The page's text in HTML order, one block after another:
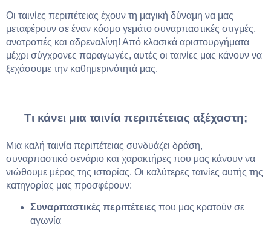
Οι ταινίες περιπέτειας έχουν τη μαγική δύναμη να μας
μεταφέρουν σε έναν κόσμο γεμάτο συναρπαστικές στιγμές,
ανατροπές και αδρεναλίνη! Από κλασικά αριστουργήματα
μέχρι σύγχρονες παραγωγές, αυτές οι ταινίες μας κάνουν να
ξεχάσουμε την καθημερινότητά μας.
Τι κάνει μια ταινία περιπέτειας αξέχαστη;
Μια καλή ταινία περιπέτειας συνδυάζει δράση,
συναρπαστικό σενάριο και χαρακτήρες που μας κάνουν να
νιώθουμε μέρος της ιστορίας. Οι καλύτερες ταινίες αυτής της
κατηγορίας μας προσφέρουν:
Συναρπαστικές περιπέτειες που μας κρατούν σε
αγωνία